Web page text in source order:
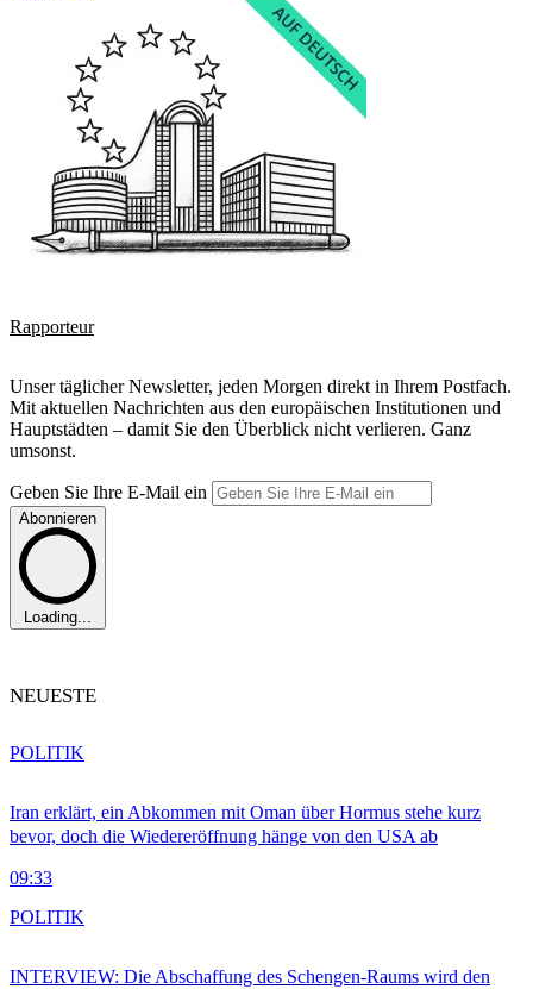
Rapporteur
Unser täglicher Newsletter, jeden Morgen direkt in Ihrem Postfach.
Mit aktuellen Nachrichten aus den europäischen Institutionen und
Hauptstädten – damit Sie den Überblick nicht verlieren. Ganz
umsonst.
Geben Sie Ihre E-Mail ein
Abonnieren
Loading...
NEUESTE
Iran erklärt, ein Abkommen mit Oman über Hormus stehe kurz
bevor, doch die Wiedereröffnung hänge von den USA ab
09:33
POLITIK
INTERVIEW: Die Abschaffung des Schengen-Raums wird den
POLITIK